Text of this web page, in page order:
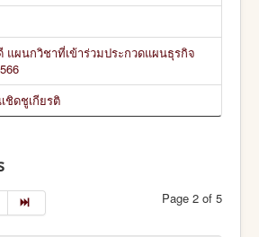
แผนกวิชาที่เข้าร่วมประกวดแผนธุรกิจ
ชิดชูเกียรติ
Page 2 of 5